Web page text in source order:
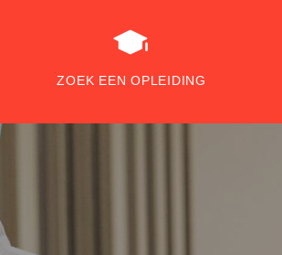
ZOEK EEN OPLEIDING